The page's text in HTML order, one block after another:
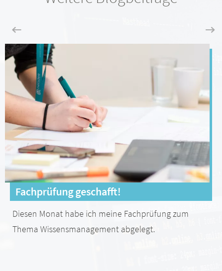
Fachprüfung geschafft!
Diesen Monat habe ich meine Fachprüfung zum
Thema Wissensmanagement abgelegt.